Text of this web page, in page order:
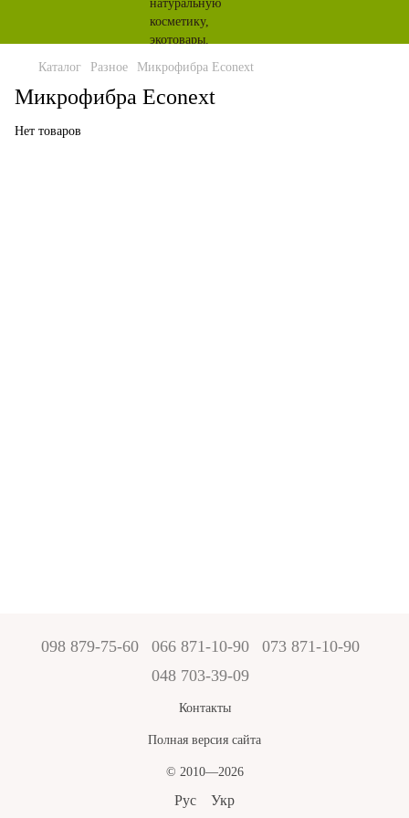
Каталог Разное Микрофибра Econext
Микрофибра Econext
Нет товаров
098 879-75-60 066 871-10-90
073 871-10-90
048 703-39-09
Контакты
Полная версия сайта
© 2010—2026
Рус Укр